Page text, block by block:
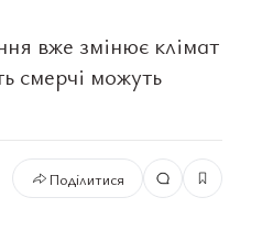
вже змінює клімат
смерчі можуть
Поділитися